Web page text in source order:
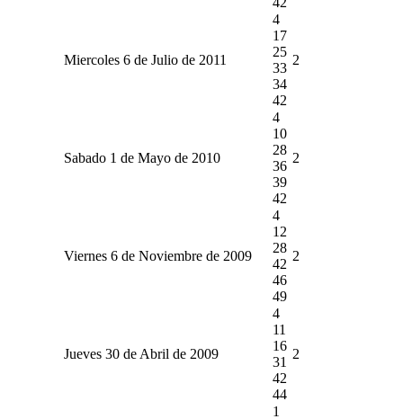
Miercoles 6 de Julio de 2011
4
17
25
33
34
42
2
Sabado 1 de Mayo de 2010
4
10
28
36
39
42
2
Viernes 6 de Noviembre de 2009
4
12
28
42
46
49
2
Jueves 30 de Abril de 2009
4
11
16
31
42
44
2
1